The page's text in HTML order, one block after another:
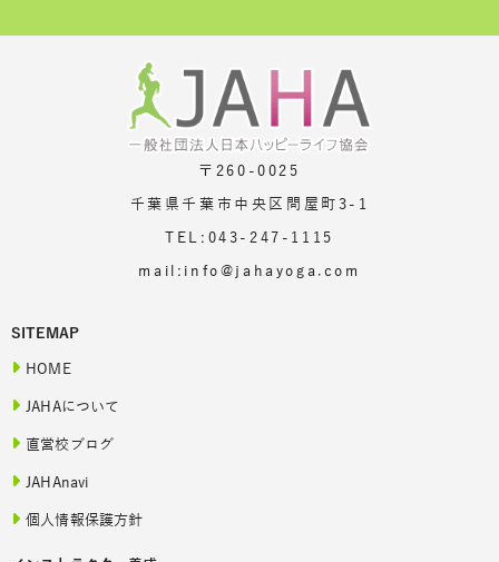
〒260-0025
千葉県千葉市中央区問屋町3-1
TEL:043-247-1115
mail:info@jahayoga.com
SITEMAP
HOME
JAHAについて
直営校ブログ
JAHAnavi
個人情報保護方針